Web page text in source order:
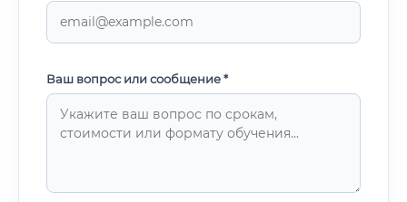
Ваш вопрос или сообщение *